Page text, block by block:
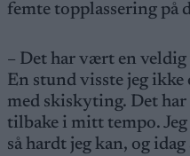
femte topplassering på
– Det har vært en veldig
En stund visste jeg
med skiskyting. Det
tilbake i mitt tempo.
så hardt jeg kan, og